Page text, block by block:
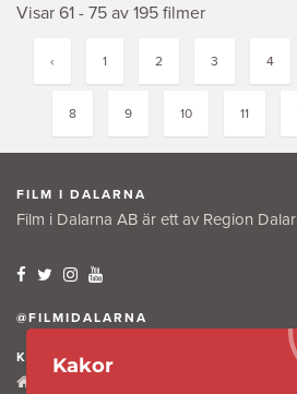
Visar 61 - 75 av 195 filmer
‹ 1 2 3 4
8 9 10 11
FILM I DALARNA
Film i Dalarna AB är ett av Region
@FILMIDALARNA
KONTAKTA OSS
Kakor